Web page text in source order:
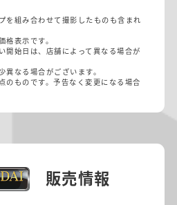
を組み合わせて撮影したものも含まれ
表示です。
開始日は、店舗によって異なる場合が
なる場合がございます。
のものです。予告なく変更になる場合
販売情報